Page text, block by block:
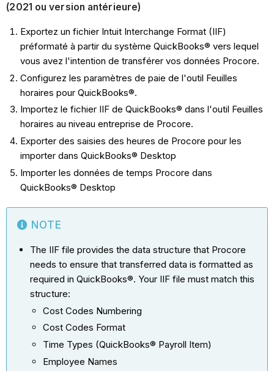
(2021 ou version antérieure)
Exportez un fichier Intuit Interchange Format (IIF)
préformaté à partir du système QuickBooks® vers lequel
vous avez l'intention de transférer vos données Procore.
Configurez les paramètres de paie de l'outil Feuilles
horaires pour QuickBooks®.
Importez le fichier IIF de QuickBooks® dans l'outil Feuilles
horaires au niveau entreprise de Procore.
Exporter des saisies des heures de Procore pour les
importer dans QuickBooks® Desktop
Importer les données de temps Procore dans
QuickBooks® Desktop
NOTE
The IIF file provides the data structure that Procore
needs to ensure that transferred data is formatted as
required in QuickBooks®. Your IIF file must match this
structure:
Cost Codes Numbering
Cost Codes Format
Time Types (QuickBooks® Payroll Item)
Employee Names